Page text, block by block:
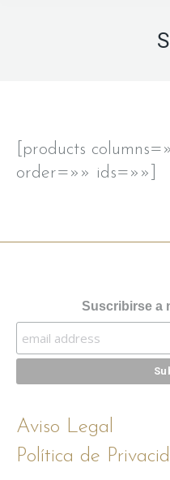
[products
order=»» ids=»»]
Suscribirse a
Aviso Legal
Política de